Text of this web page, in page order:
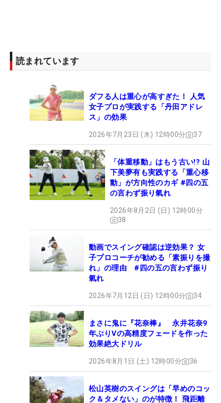
読まれています
ダフる人は重心が高すぎた！ 人気
女子プロが実践する「丹田アドレ
ス」の効果
2026年7月23日 (木) 12時00分 37
「体重移動」はもう古い!? 山
下美夢有も実践する「重心移
動」が方向性のカギ #四の五
の言わず振り氣れ
2026年8月2日 (日) 12時00分
38
動画でスイング確認は逆効果？ 女
子プロコーチが勧める「素振りを撮
れ」の理由 #四の五の言わず振り
氣れ
2026年7月12日 (日) 12時00分 34
まさに鬼に『花奈棒』 永井花奈9
年ぶりVの高精度フェードを作った
効果絶大ドリル
2026年8月1日 (土) 12時00分 36
松山英樹のスイングは「早めのコッ
ク＆タメない」のが特徴！ 飛距離